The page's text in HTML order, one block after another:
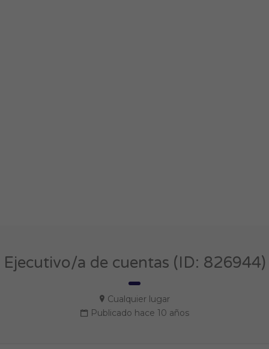
Ejecutivo/a de cuentas (ID: 826944)
Cualquier lugar
Publicado hace 10 años